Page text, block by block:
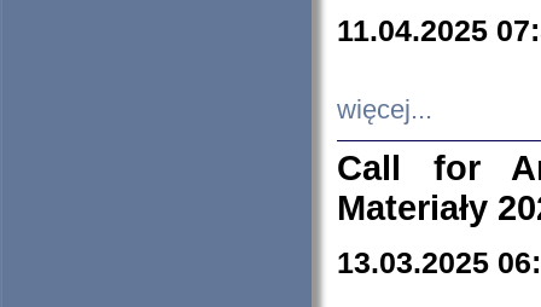
11.04.2025
więcej...
Call for
Materiały
13.03.2025